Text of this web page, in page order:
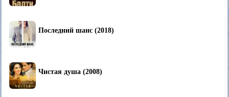
Последний шанс (2018)
Чистая душа (2008)